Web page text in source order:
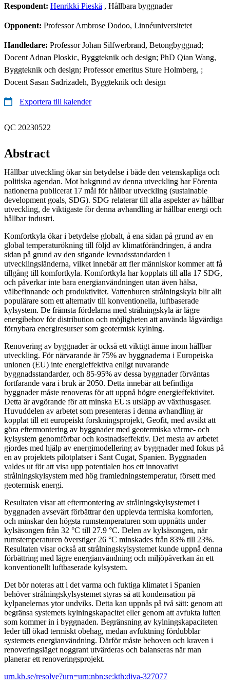
Respondent: Henrikki Pieskä , Hållbara byggnader
Opponent: Professor Ambrose Dodoo, Linnéuniversitetet
Handledare: Professor Johan Silfwerbrand, Betongbyggnad;
Docent Adnan Ploskic, Byggteknik och design; PhD Qian Wang,
Byggteknik och design; Professor emeritus Sture Holmberg, ;
Docent Sasan Sadrizadeh, Byggteknik och design
Exportera till kalender
QC 20230522
Abstract
Hållbar utveckling ökar sin betydelse i både den vetenskapliga och
politiska agendan. Mot bakgrund av denna utveckling har Förenta
nationerna publicerat 17 mål för hållbar utveckling (sustainable
development goals, SDG). SDG relaterar till alla aspekter av hållbar
utveckling, de viktigaste för denna avhandling är hållbar energi och
hållbar industri.
Komfortkyla ökar i betydelse globalt, å ena sidan på grund av en
global temperaturökning till följd av klimatförändringen, å andra
sidan på grund av den stigande levnadsstandarden i
utvecklingsländerna, vilket innebär att fler människor kommer att få
tillgång till komfortkyla. Komfortkyla har kopplats till alla 17 SDG,
och påverkar inte bara energianvändningen utan även hälsa,
välbefinnande och produktivitet. Vattenburen strålningskyla blir allt
populärare som ett alternativ till konventionella, luftbaserade
kylsystem. De främsta fördelarna med strålningskyla är lägre
energibehov för distribution och möjligheten att använda lågvärdiga
förnybara energiresurser som geotermisk kylning.
Renovering av byggnader är också ett viktigt ämne inom hållbar
utveckling. För närvarande är 75% av byggnaderna i Europeiska
unionen (EU) inte energieffektiva enligt nuvarande
byggnadsstandarder, och 85-95% av dessa byggnader förväntas
fortfarande vara i bruk år 2050. Detta innebär att befintliga
byggnader måste renoveras för att uppnå högre energieffektivitet.
Detta är avgörande för att minska EU:s utsläpp av växthusgaser.
Huvuddelen av arbetet som presenteras i denna avhandling är
kopplat till ett europeiskt forskningsprojekt, Geofit, med avsikt att
göra eftermontering av byggnader med geotermiska värme- och
kylsystem genomförbar och kostnadseffektiv. Det mesta av arbetet
gjordes med hjälp av energimodellering av byggnader med fokus på
en av projektets pilotplatser i Sant Cugat, Spanien. Byggnaden
valdes ut för att visa upp potentialen hos ett innovativt
strålningskylsystem med hög framledningstemperatur, försett med
geotermisk energi.
Resultaten visar att eftermontering av strålningskylsystemet i
byggnaden avsevärt förbättrar den upplevda termiska komforten,
och minskar den högsta rumstemperaturen som uppnåtts under
kylsäsongen från 32 °C till 27.9 °C. Delen av kylsäsongen, när
rumstemperaturen överstiger 26 °C minskades från 83% till 23%.
Resultaten visar också att strålningskylsystemet kunde uppnå denna
förbättring med lägre energianvändning och miljöpåverkan än ett
konventionellt luftbaserade kylsystem.
Det bör noteras att i det varma och fuktiga klimatet i Spanien
behöver strålningskylsystemet styras så att kondensation på
kylpanelernas ytor undviks. Detta kan uppnås på två sätt: genom att
begränsa systemets kylningskapacitet eller genom att avfukta luften
som kommer in i byggnaden. Begränsning av kylningskapaciteten
leder till ökad termiskt obehag, medan avfuktning fördubblar
systemets energianvändning. Därför måste behoven och kraven i
renoveringsläget noggrant utvärderas och balanseras när man
planerar ett renoveringsprojekt.
urn.kb.se/resolve?urn=urn:nbn:se:kth:diva-327077